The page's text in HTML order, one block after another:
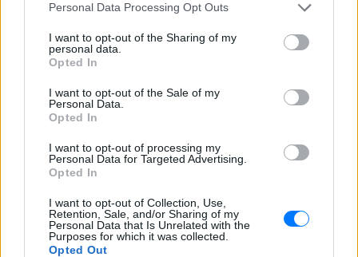
Personal Data Processing Opt Outs
I want to opt-out of the Sharing of my
personal data.
Opted In
I want to opt-out of the Sale of my
Personal Data.
Opted In
I want to opt-out of processing my
Personal Data for Targeted Advertising.
Opted In
I want to opt-out of Collection, Use,
Retention, Sale, and/or Sharing of my
Personal Data that Is Unrelated with the
Purposes for which it was collected.
Opted Out
ΣΤΗΝ ΙΔΙΑ ΚΑΤΗΓΟΡΙΑ
Πάνω από 45.000 διελεύσεις
Μαζική άφιξη τουριστών από
τα Βαλκάνια
Προσωρινή αναστολή των βιομετρικών
ελέγχων για να επισπευστεί η διέλευση
Μύκονος: Ιταλοί τουρίστες
έκαναν «κλαμπ» βανάκι transfer
‑ Αντιδράσεις για το ξέφρενο